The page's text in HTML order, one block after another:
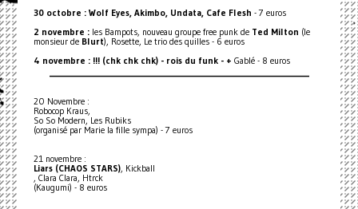
30 octobre : Wolf Eyes, Akimbo, Undata, Cafe Flesh - 7 euros
2 novembre : les Bampots, nouveau groupe free punk de Ted Milton (le
monsieur de Blurt), Rosette, Le trio des quilles - 6 euros
4 novembre : !!! (chk chk chk) - rois du funk - + Gablé - 8 euros
20 Novembre :
Robocop Kraus,
So So Modern, Les Rubiks
(organisé par Marie la fille sympa) - 7 euros
21 novembre :
Liars (CHAOS STARS), Kickball
, Clara Clara, Htrck
(Kaugumi) - 8 euros